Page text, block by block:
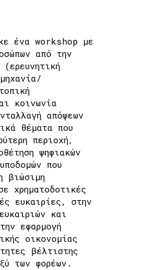
ένα workshop με
από την
κοινωνία
απόψεων
θέματα που
περιοχή,
ψηφιακών
που
βιώσιμη
χρηματοδοτικές
ευκαιρίες, στην
και
εφαρμογή
οικονομίας
βέλτιστης
των φορέων.